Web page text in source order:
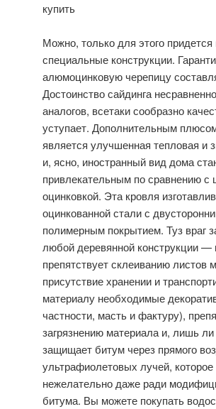
купить
Можно, только для этого придется
специальные конструкции.
алюмоцинковую черепицу
Достоинство сайдинга
аналогов, всетаки сообразно
уступает. Дополнительным
является улучшенная тепловая и
и, ясно, иностранный вид дома
привлекательным по сравнению
оцинковкой. Эта кровля
оцинкованной стали с
полимерным покрытием. Туз враг
любой деревянной конструкции —
препятствует склеиванию листов
присутствие хранении и
материалу необходимые
частности, масть и фактуру),
загрязнению материала и, лишь
защищает битум через прямого
ультрафиолетовых лучей, которое
нежелательно даже ради
битума. Вы можете покупать